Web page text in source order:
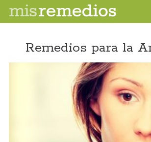
Remedios para la